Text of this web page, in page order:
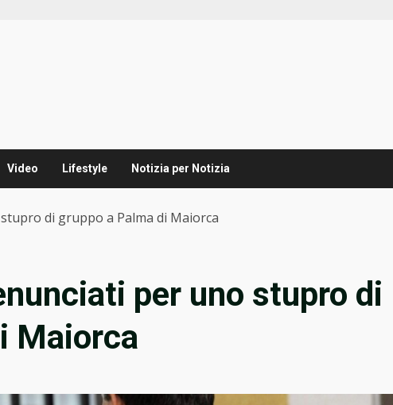
Video Lifestyle Notizia per Notizia
di gruppo a Palma di Maiorca
per uno stupro di
Maiorca